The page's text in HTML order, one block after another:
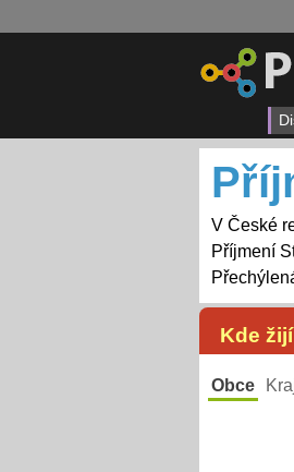
V České
Příjmení
Kde žijí
Obce